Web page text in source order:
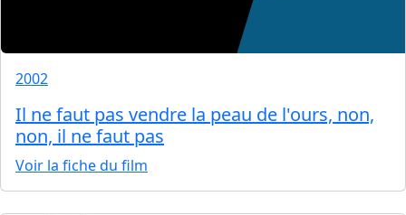
2002
Il ne faut pas vendre la peau de l'ours, non,
non, il ne faut pas
Voir la fiche du film